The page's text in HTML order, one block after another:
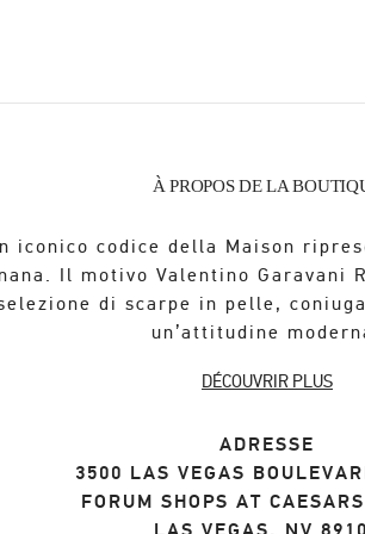
À PROPOS DE LA
iconico codice della Maison
Il motivo Valentino Garavani
di scarpe in pelle,
un’attitudine
DÉCOUVRIR PLUS
ADRESSE
3500 LAS VEGAS
FORUM SHOPS AT